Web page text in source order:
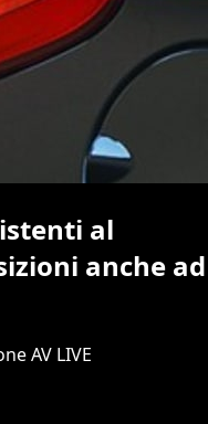
al
anche ad
AV LIVE